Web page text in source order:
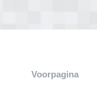
Voorpagina